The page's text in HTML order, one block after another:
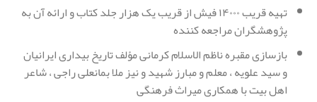
تهیه قریب ۱۴۰۰۰ فیش از قریب یک هزار جلد کتاب و ارائه آن به
پژوهشگران مراجعه کننده
بازسازی مقبره ناظم الاسلام کرمانی مؤلف تاریخ بیداری ایرانیان
و سید علویه ، معلم و مبارز شهید و نیز ملا بمانعلی راجی ، شاعر
اهل بیت با همکاری میراث فرهنگی